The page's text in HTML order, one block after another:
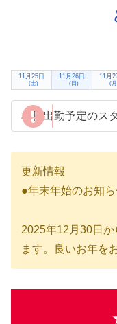
11月25日
(土)
11月26日
(日)
11月
(
本日出勤予定のス
更新情報
●年末年始のお知
2025年12月30日
ます。良いお年を